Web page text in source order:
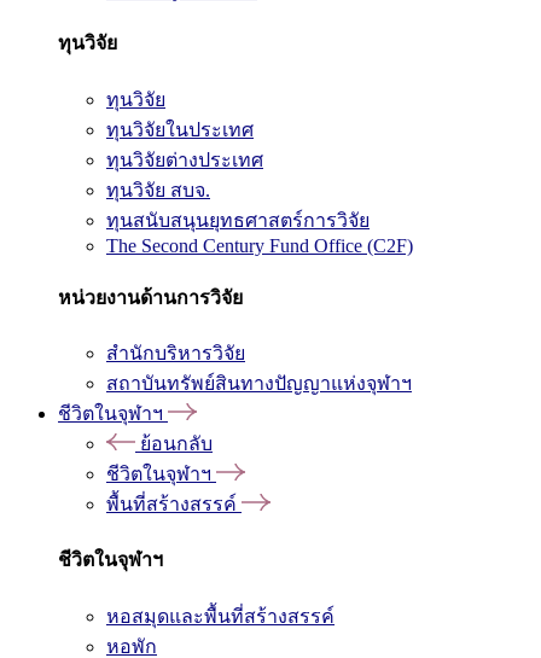
ทุนวิจัย
ทุนวิจัย
ทุนวิจัยในประเทศ
ทุนวิจัยต่างประเทศ
ทุนวิจัย สบจ.
ทุนสนับสนุนยุทธศาสตร์การวิจัย
The Second Century Fund Office (C2F)
หน่วยงานด้านการวิจัย
สำนักบริหารวิจัย
สถาบันทรัพย์สินทางปัญญาแห่งจุฬาฯ
ชีวิตในจุฬาฯ
ย้อนกลับ
ชีวิตในจุฬาฯ
พื้นที่สร้างสรรค์
ชีวิตในจุฬาฯ
หอสมุดและพื้นที่สร้างสรรค์
หอพัก